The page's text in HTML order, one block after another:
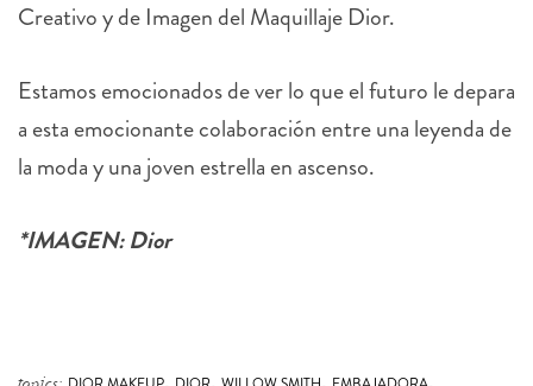
a esta emocionante colaboración entre una leyenda de
la moda y una joven estrella en ascenso.